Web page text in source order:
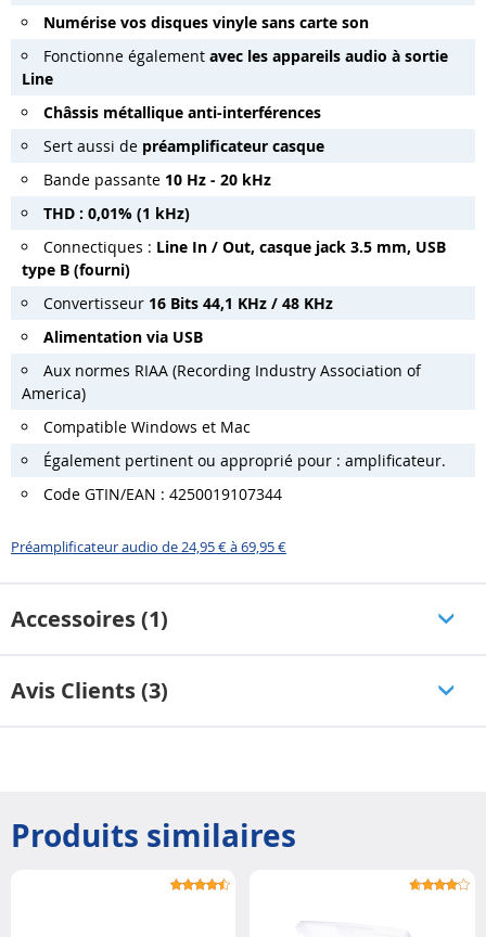
Numérise vos disques vinyle sans carte son
Fonctionne également avec les appareils audio à sortie
Line
Châssis métallique anti-interférences
Sert aussi de préamplificateur casque
Bande passante 10 Hz - 20 kHz
THD : 0,01% (1 kHz)
Connectiques : Line In / Out, casque jack 3.5 mm, USB
type B (fourni)
Convertisseur 16 Bits 44,1 KHz / 48 KHz
Alimentation via USB
Aux normes RIAA (Recording Industry Association of
America)
Compatible Windows et Mac
Également pertinent ou approprié pour : amplificateur.
Code GTIN/EAN : 4250019107344
Préamplificateur audio de 24,95 € à 69,95 €
Accessoires (1)
Avis Clients (3)
Produits similaires